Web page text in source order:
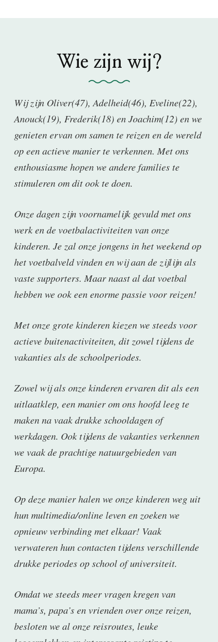
Wie zijn wij?
Wij zijn Oliver(47), Adelheid(46), Eveline(22),
Anouck(19), Frederik(18) en Joachim(12) en we
genieten ervan om samen te reizen en de wereld
op een actieve manier te verkennen. Met ons
enthousiasme hopen we andere families te
stimuleren om dit ook te doen.
Onze dagen zijn voornamelijk gevuld met ons
werk en de voetbalactiviteiten van onze
kinderen. Je zal onze jongens in het weekend op
het voetbalveld vinden en wij aan de zijlijn als
vaste supporters. Maar naast al dat voetbal
hebben we ook een enorme passie voor reizen!
Met onze grote kinderen kiezen we steeds voor
actieve buitenactiviteiten, dit zowel tijdens de
vakanties als de schoolperiodes.
Zowel wij als onze kinderen ervaren dit als een
uitlaatklep, een manier om ons hoofd leeg te
maken na vaak drukke schooldagen of
werkdagen. Ook tijdens de vakanties verkennen
we vaak de prachtige natuurgebieden van
Europa.
Op deze manier halen we onze kinderen weg uit
hun multimedia/online leven en zoeken we
opnieuw verbinding met elkaar! Vaak
verwateren hun contacten tijdens verschillende
drukke periodes op school of universiteit.
Omdat we steeds meer vragen kregen van
mama’s, papa’s en vrienden over onze reizen,
besloten we al onze reisroutes, leuke